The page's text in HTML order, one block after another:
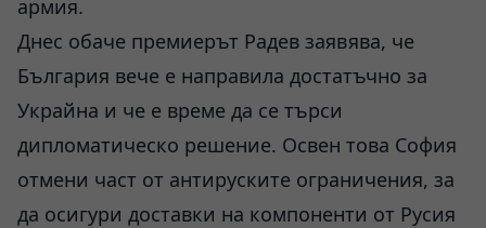
армия.
Днес обаче премиерът Радев заявява, че
България вече е направила достатъчно за
Украйна и че е време да се търси
дипломатическо решение. Освен това София
отмени част от антируските ограничения, за
да осигури доставки на компоненти от Русия